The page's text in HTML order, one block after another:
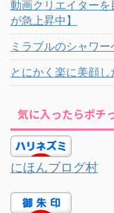
動画クリエイター
が急上昇中】
ミラブルのシャワー
とにかく楽に美顔
気に入ったらポチ
にほんブログ村